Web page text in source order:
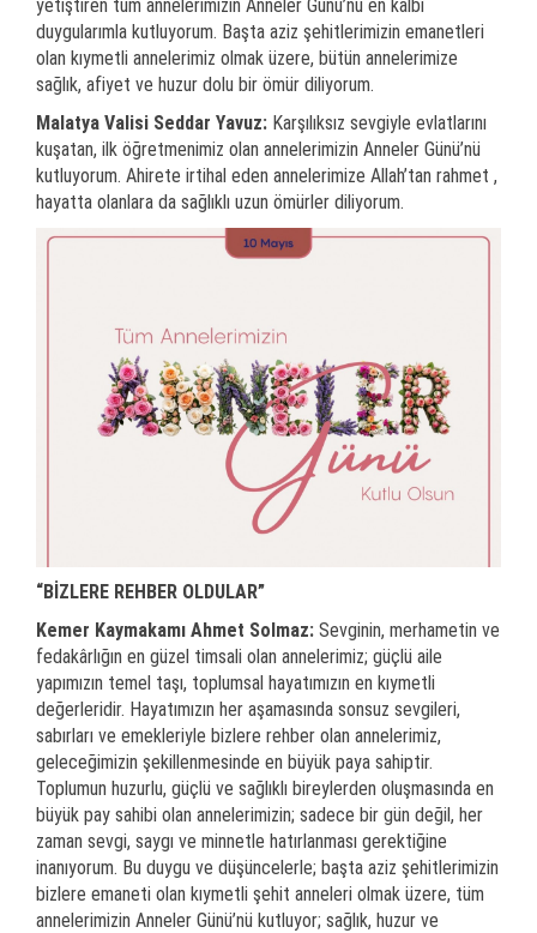
yetiştiren tüm annelerimizin Anneler Günü’nü en kalbî
duygularımla kutluyorum. Başta aziz şehitlerimizin emanetleri
olan kıymetli annelerimiz olmak üzere, bütün annelerimize
sağlık, afiyet ve huzur dolu bir ömür diliyorum.
Malatya Valisi Seddar Yavuz: Karşılıksız sevgiyle evlatlarını
kuşatan, ilk öğretmenimiz olan annelerimizin Anneler Günü’nü
kutluyorum. Ahirete irtihal eden annelerimize Allah’tan rahmet ,
hayatta olanlara da sağlıklı uzun ömürler diliyorum.
“BİZLERE REHBER OLDULAR”
Kemer Kaymakamı Ahmet Solmaz: Sevginin, merhametin ve
fedakârlığın en güzel timsali olan annelerimiz; güçlü aile
yapımızın temel taşı, toplumsal hayatımızın en kıymetli
değerleridir. Hayatımızın her aşamasında sonsuz sevgileri,
sabırları ve emekleriyle bizlere rehber olan annelerimiz,
geleceğimizin şekillenmesinde en büyük paya sahiptir.
Toplumun huzurlu, güçlü ve sağlıklı bireylerden oluşmasında en
büyük pay sahibi olan annelerimizin; sadece bir gün değil, her
zaman sevgi, saygı ve minnetle hatırlanması gerektiğine
inanıyorum. Bu duygu ve düşüncelerle; başta aziz şehitlerimizin
bizlere emaneti olan kıymetli şehit anneleri olmak üzere, tüm
annelerimizin Anneler Günü’nü kutluyor; sağlık, huzur ve